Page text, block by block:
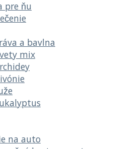
pre ňu
a bavlna
mix
na auto